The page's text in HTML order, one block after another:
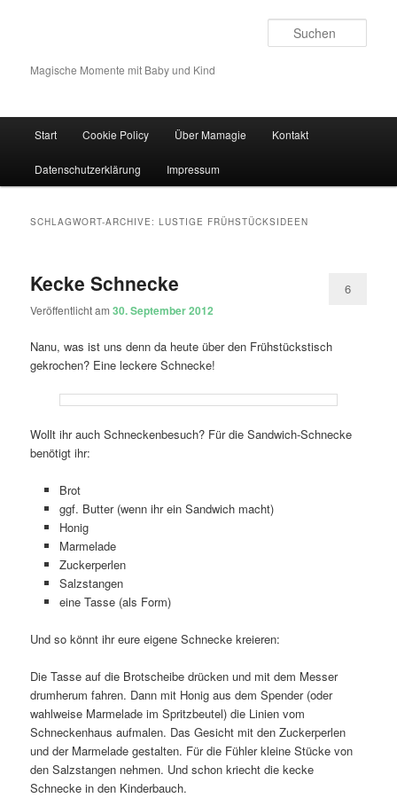
Magische Momente mit Baby und Kind
Zum Inhalt wechseln
Zum sekundären Inhalt wechseln
Start Cookie Policy Über Mamagie Kontakt
Datenschutzerklärung Impressum
SCHLAGWORT-ARCHIVE:LUSTIGE FRÜHSTÜCKSIDEEN
Kecke Schnecke
Veröffentlicht am30. September 2012
6
Nanu, was ist uns denn da heute über den Frühstückstisch
gekrochen? Eine leckere Schnecke!
Wollt ihr auch Schneckenbesuch? Für die Sandwich-Schnecke
benötigt ihr:
Brot
ggf. Butter (wenn ihr ein Sandwich macht)
Honig
Marmelade
Zuckerperlen
Salzstangen
eine Tasse (als Form)
Und so könnt ihr eure eigene Schnecke kreieren:
Die Tasse auf die Brotscheibe drücken und mit dem Messer
drumherum fahren. Dann mit Honig aus dem Spender (oder
wahlweise Marmelade im Spritzbeutel) die Linien vom
Schneckenhaus aufmalen. Das Gesicht mit den Zuckerperlen
und der Marmelade gestalten. Für die Fühler kleine Stücke von
den Salzstangen nehmen. Und schon kriecht die kecke
Schnecke in den Kinderbauch.